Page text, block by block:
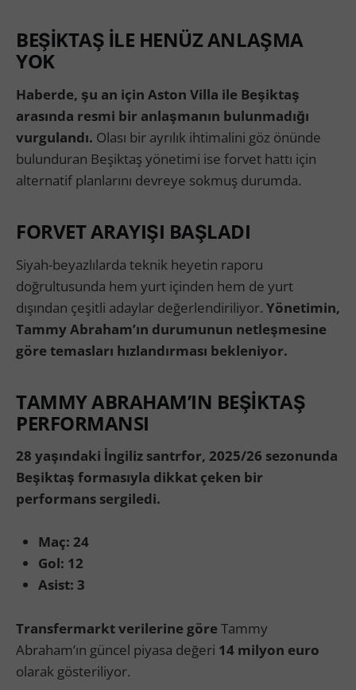
BEŞİKTAŞ İLE HENÜZ ANLAŞMA
YOK
Haberde, şu an için Aston Villa ile Beşiktaş
arasında resmi bir anlaşmanın bulunmadığı
vurgulandı. Olası bir ayrılık ihtimalini göz önünde
bulunduran Beşiktaş yönetimi ise forvet hattı için
alternatif planlarını devreye sokmuş durumda.
FORVET ARAYIŞI BAŞLADI
Siyah-beyazlılarda teknik heyetin raporu
doğrultusunda hem yurt içinden hem de yurt
dışından çeşitli adaylar değerlendiriliyor. Yönetimin,
Tammy Abraham’ın durumunun netleşmesine
göre temasları hızlandırması bekleniyor.
TAMMY ABRAHAM’IN BEŞİKTAŞ
PERFORMANSI
28 yaşındaki İngiliz santrfor, 2025/26 sezonunda
Beşiktaş formasıyla dikkat çeken bir
performans sergiledi.
Maç: 24
Gol: 12
Asist: 3
Transfermarkt verilerine göre Tammy
Abraham’ın güncel piyasa değeri 14 milyon euro
olarak gösteriliyor.